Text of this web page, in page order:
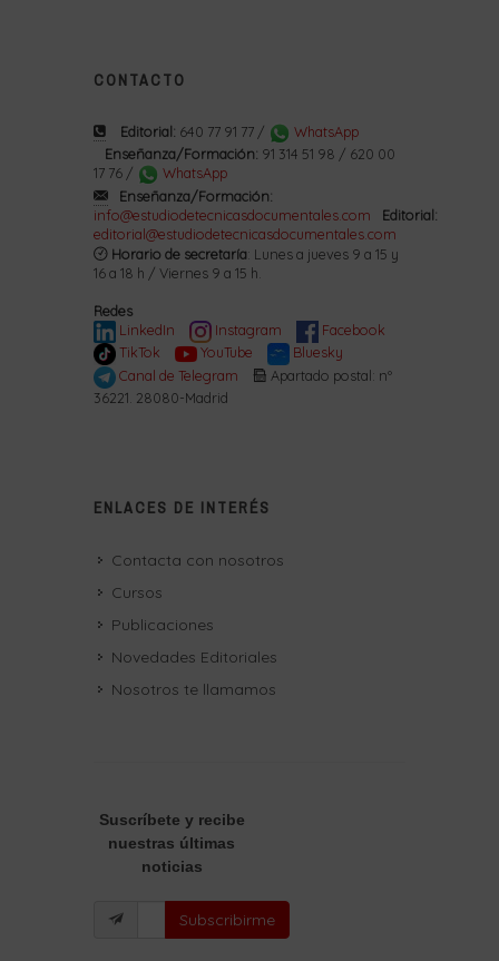
CONTACTO
Editorial: 640 77 91 77 /
WhatsApp
Enseñanza/Formación: 91 314 51 98 / 620 00
17 76 /
WhatsApp
Enseñanza/Formación:
info@estudiodetecnicasdocumentales.com
Editorial:
editorial@estudiodetecnicasdocumentales.com
Horario de secretaría: Lunes a jueves 9 a 15 y
16 a 18 h / Viernes 9 a 15 h.
Redes
LinkedIn
Instagram
Facebook
TikTok
YouTube
Bluesky
Canal de Telegram
Apartado postal: nº
36221. 28080-Madrid
ENLACES DE INTERÉS
Contacta con nosotros
Cursos
Publicaciones
Novedades Editoriales
Nosotros te llamamos
Suscríbete y recibe
nuestras últimas
noticias
Subscribirme